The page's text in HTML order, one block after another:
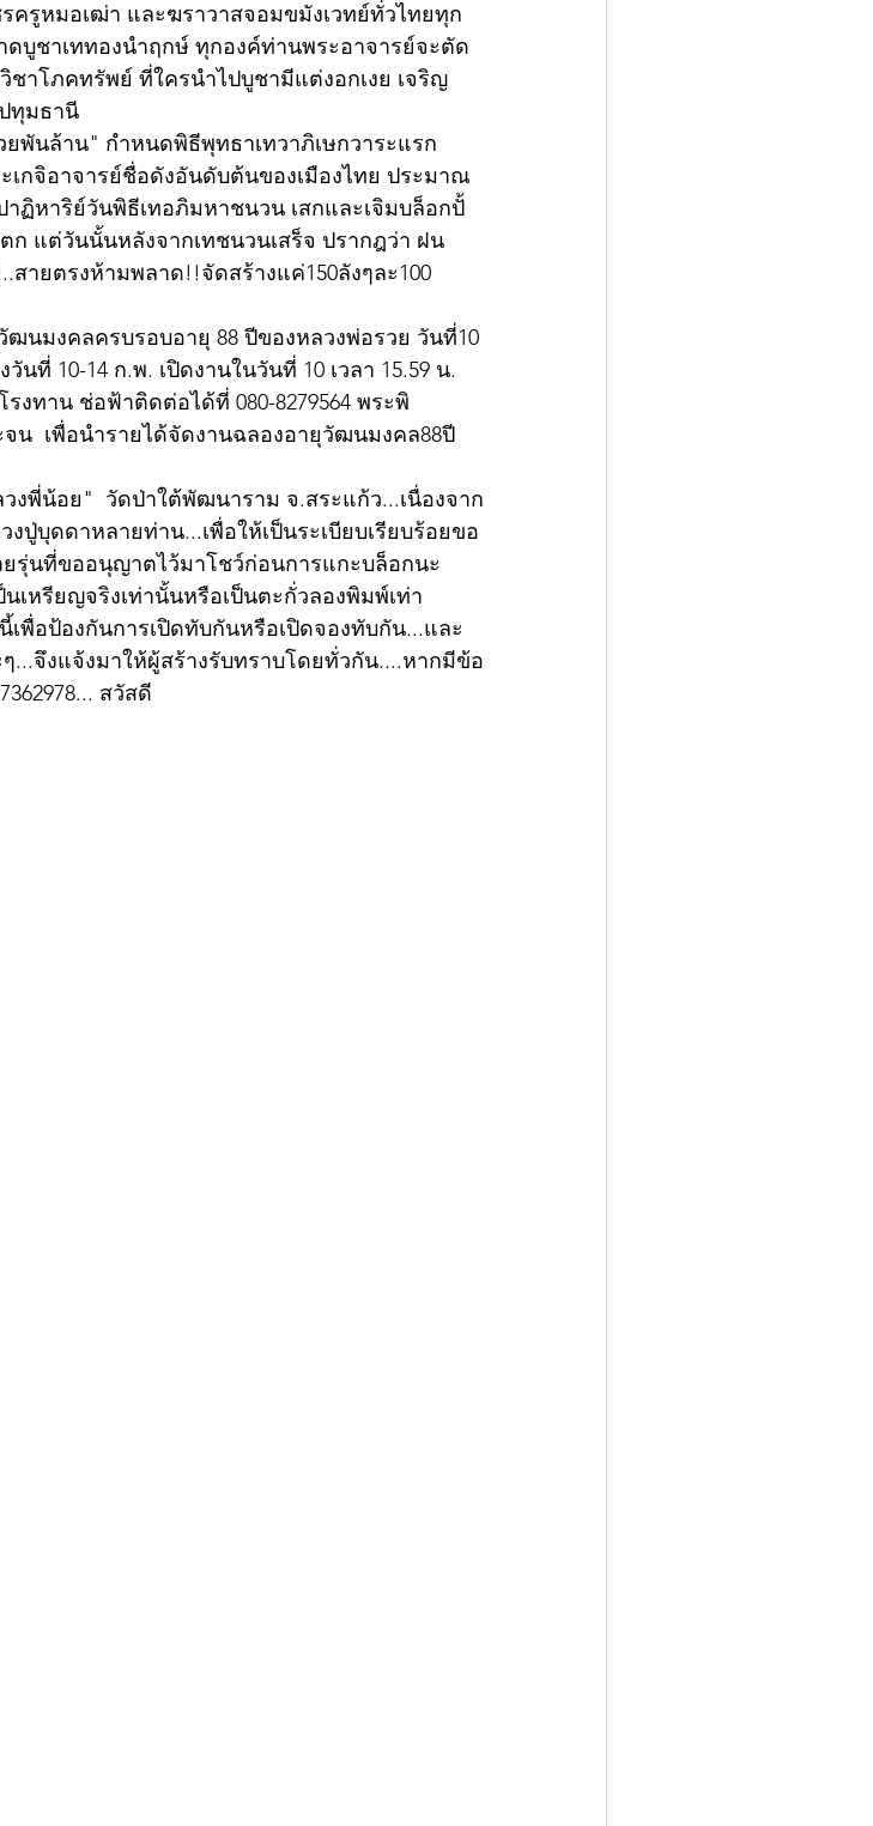
ครูหมอเฒ่า และฆราวาสจอมขมังเวทย์ทั่วไทยทุก
บูชาเททองนำฤกษ์ ทุกองค์ท่านพระอาจารย์จะตัด
ชาโภคทรัพย์ ที่ใครนำไปบูชามีแต่งอกเงย เจริญ
ทุมธานี
พันล้าน" กำหนดพิธีพุทธาเทวาภิเษกวาระแรก
จิอาจารย์ชื่อดังอันดับต้นของเมืองไทย ประมาณ
าฏิหาริย์วันพิธีเทอภิมหาชนวน เสกและเจิมบล็อกปั้
แต่วันนั้นหลังจากเทชนวนเสร็จ ปรากฎว่า ฝน
ายตรงห้ามพลาด!!จัดสร้างแค่150ลังๆละ100
นมงคลครบรอบอายุ 88 ปีของหลวงพ่อรวย วันที่10
ที่ 10-14 ก.พ. เปิดงานในวันที่ 10 เวลา 15.59 น.
งทาน ช่อฟ้าติดต่อได้ที่ 080-8279564 พระพิ
น  เพื่อนำรายได้จัดงานฉลองอายุวัฒนมงคล88ปี
งพี่น้อย"  วัดป่าใต้พัฒนาราม จ.สระแก้ว...เนื่องจาก
ปู่บุดดาหลายท่าน...เพื่อให้เป็นระเบียบเรียบร้อยขอ
รุ่นที่ขออนุญาตไว้มาโชว์ก่อนการแกะบล็อกนะ
เหรียญจริงเท่านั้นหรือเป็นตะกั่วลองพิมพ์เท่า
พื่อป้องกันการเปิดทับกันหรือเปิดจองทับกัน...และ
...จึงแจ้งมาให้ผู้สร้างรับทราบโดยทั่วกัน....หากมีข้อ
สวัสดี